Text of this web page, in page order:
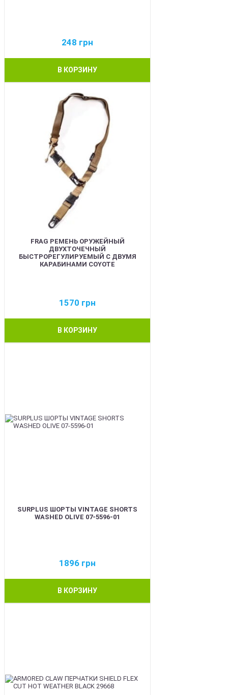
248 грн
В КОРЗИНУ
FRAG РЕМЕНЬ ОРУЖЕЙНЫЙ
ДВУХТОЧЕЧНЫЙ
БЫСТРОРЕГУЛИРУЕМЫЙ С ДВУМЯ
КАРАБИНАМИ COYOTE
1570 грн
В КОРЗИНУ
SURPLUS ШОРТЫ VINTAGE SHORTS
WASHED OLIVE 07-5596-01
1896 грн
В КОРЗИНУ